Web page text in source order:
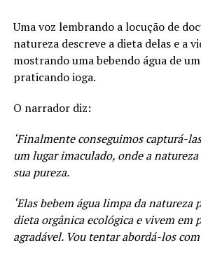
Uma voz lembrando a locução de
natureza descreve a dieta delas e a
mostrando uma bebendo água de
praticando ioga.
O narrador diz:
‘Finalmente conseguimos capturá-
um lugar imaculado, onde a natureza
sua pureza.
‘Elas bebem água limpa da natureza
dieta orgânica ecológica e vivem em
agradável. Vou tentar abordá-los